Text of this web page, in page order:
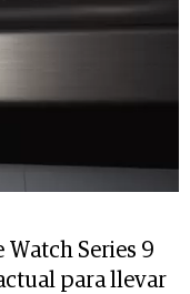
Watch Series 9
para llevar